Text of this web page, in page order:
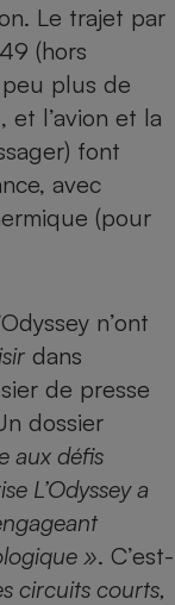
Le trajet par
(hors
plus de
et l’avion et la
font
avec
(pour
n’ont
dans
de presse
dossier
aux défis
L’Odyssey a
». C’est-
circuits courts,